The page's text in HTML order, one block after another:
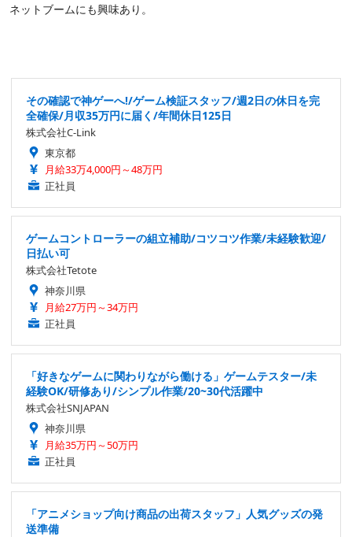
ネットブームにも興味あり。
その確認で神ゲーへ!/ゲーム検証スタッフ/週2日の休日を完
全確保/月収35万円に届く/年間休日125日
株式会社C-Link
東京都
月給33万4,000円～48万円
正社員
ゲームコントローラーの組立補助/コツコツ作業/未経験歓迎/
日払い可
株式会社Tetote
神奈川県
月給27万円～34万円
正社員
「好きなゲームに関わりながら働ける」ゲームテスター/未
経験OK/研修あり/シンプル作業/20~30代活躍中
株式会社SNJAPAN
神奈川県
月給35万円～50万円
正社員
「アニメショップ向け商品の出荷スタッフ」人気グッズの発
送準備